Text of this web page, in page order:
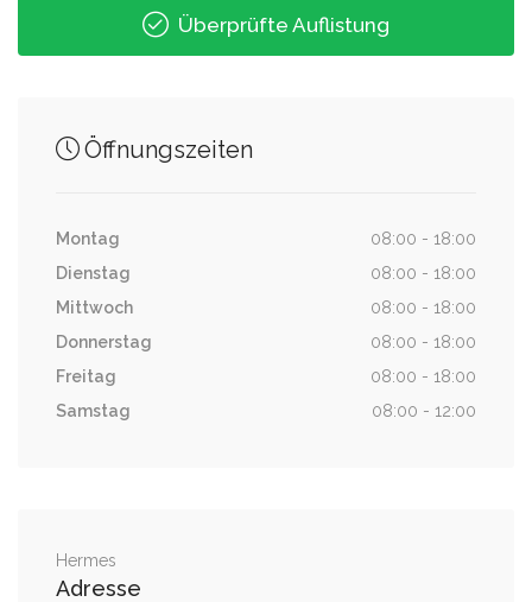
Weinbrennerstraße
Überprüfte Auflistung
Öffnungszeiten
Montag
08:00 - 18:00
Dienstag
08:00 - 18:00
Mittwoch
08:00 - 18:00
Donnerstag
08:00 - 18:00
Freitag
08:00 - 18:00
Samstag
08:00 - 12:00
Hermes
Adresse